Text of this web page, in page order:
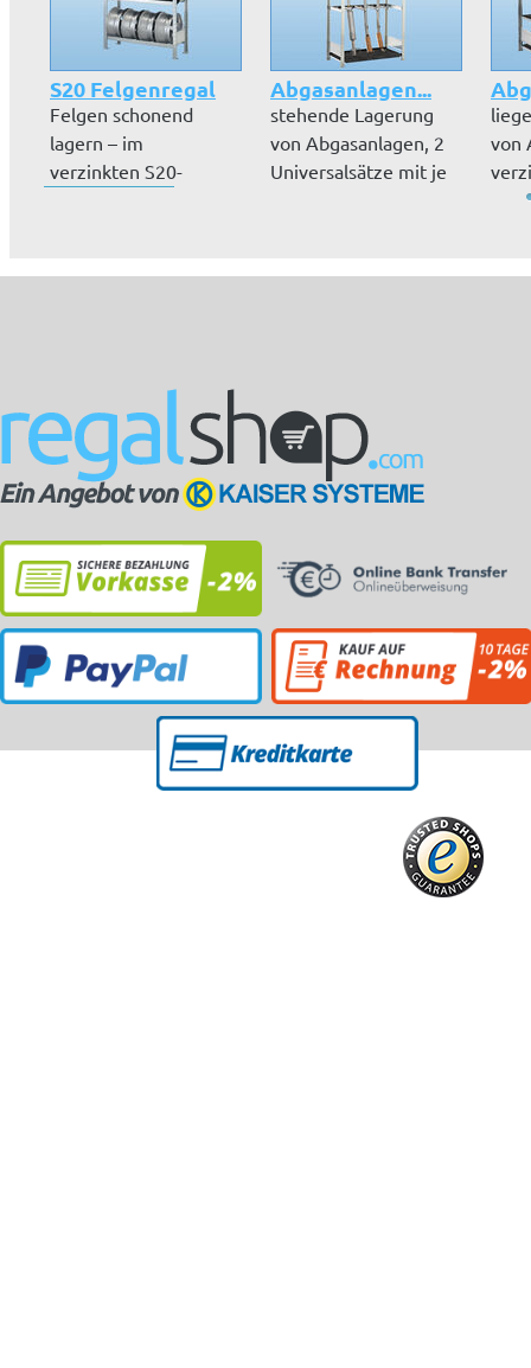
S20 Felgenregal
Felgen schonend
lagern – im
verzinkten S20-
Abgasanlagen...
stehende Lagerung
von Abgasanlagen, 2
Universalsätze mit je
von